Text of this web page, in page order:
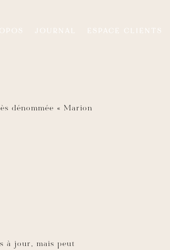
JOURNAL ESPACE CLIENTS
dénommée « Marion
à jour, mais peut